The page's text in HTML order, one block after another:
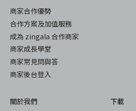
商家合作優勢
合作方案及加值服務
成為 zingala 合作商家
商家成長學堂
商家常見問與答
商家後台登入
關於我們
下載